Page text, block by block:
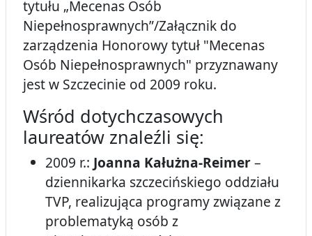
tytułu „Mecenas Osób
Niepełnosprawnych”/Załącznik do
zarządzenia Honorowy tytuł "Mecenas
Osób Niepełnosprawnych" przyznawany
jest w Szczecinie od 2009 roku.
Wśród dotychczasowych
laureatów znaleźli się:
2009 r.: Joanna Kałużna-Reimer–
dziennikarka szczecińskiego oddziału
TVP, realizująca programy związane z
problematyką osób z